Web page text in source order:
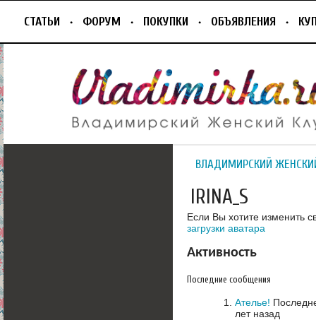
СТАТЬИ ФОРУМ ПОКУПКИ ОБЪЯВЛЕНИЯ
ВЛАДИМИРСКИЙ
IRINA_S
Если Вы хотите изменить
загрузки аватара
Активность
Последние сообщения
Ателье!
лет назад